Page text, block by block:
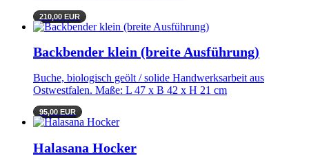
210,00 EUR
Backbender klein (breite Ausführung)
Buche, biologisch geölt / solide Handwerksarbeit aus
Ostwestfalen. Maße: L 47 x B 42 x H 21 cm
95,00 EUR
Halasana Hocker